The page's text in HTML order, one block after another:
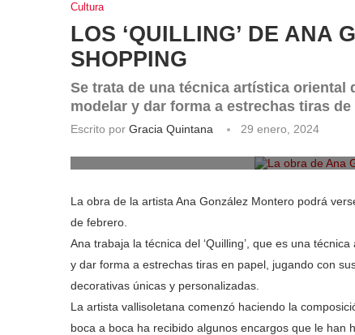
Cultura
LOS ‘QUILLING’ DE ANA
SHOPPING
Se trata de una técnica artística oriental
modelar y dar forma a estrechas tiras de
Escrito por Gracia Quintana
29 enero, 2024
La obra de la artista Ana González Montero podrá
de febrero.
Ana trabaja la técnica del ‘Quilling’, que es una
y dar forma a estrechas tiras en papel, jugando con
decorativas únicas y personalizadas.
La artista vallisoletana comenzó haciendo la
boca a boca ha recibido algunos encargos que le han